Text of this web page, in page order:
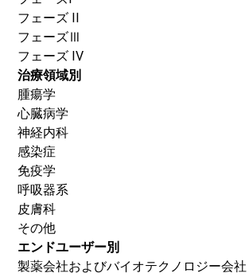
フェーズ II
フェーズⅢ
フェーズ IV
治療領域別
腫瘍学
心臓病学
神経内科
感染症
免疫学
呼吸器系
皮膚科
その他
エンドユーザー別
製薬会社およびバイオテクノロジー会社